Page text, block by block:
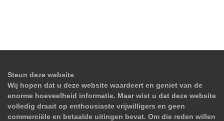
Steun deze website
Wij hopen dat u deze website waardeert en geniet van de
enorme hoeveelheid informatie. Maar wist u dat deze website
volledig draait op enthousiaste vrijwilligers en geen
commerciële en betaalde uitingen bevat. Om die reden willen